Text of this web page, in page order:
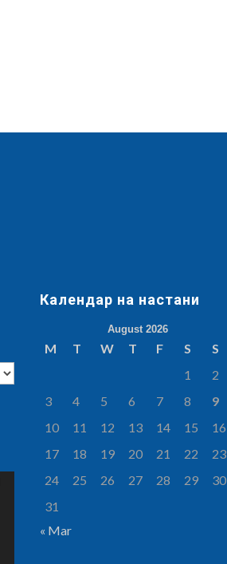
Календар на настани
August 2026
M T W T F S
S
1
2
3
4 5 6 7 8
9
10
11 12 13 14 15
16
17
18 19 20 21 22
23
24
25 26 27 28 29
30
31
« Mar